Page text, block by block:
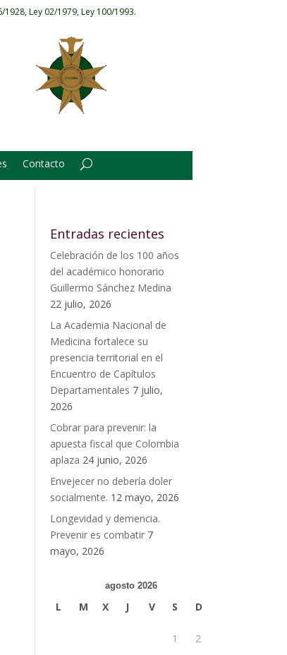
Ley 02/1979, Ley 100/1993.
Contacto
Entradas recientes
Celebración de los 100 años
del académico honorario
Guillermo Sánchez Medina
22 julio, 2026
La Academia Nacional de
Medicina fortalece su
presencia territorial en el
Encuentro de Capítulos
Departamentales 7 julio,
2026
Cobrar para prevenir: la
apuesta fiscal que Colombia
aplaza 24 junio, 2026
Envejecer no debería doler
socialmente. 12 mayo, 2026
Longevidad y demencia.
Prevenir es combatir 7
mayo, 2026
agosto 2026
L M X J V S D
1 2